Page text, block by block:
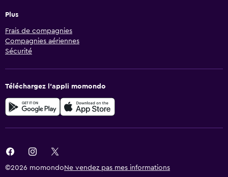
Plus
Frais de compagnies
Compagnies aériennes
Sécurité
Téléchargez l’appli momondo
©2026 momondo Ne vendez pas mes informations